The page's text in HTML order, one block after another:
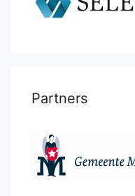
Partners